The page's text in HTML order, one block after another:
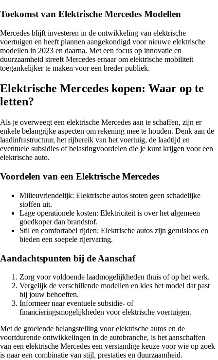
Toekomst van Elektrische Mercedes Modellen
Mercedes blijft investeren in de ontwikkeling van elektrische
voertuigen en heeft plannen aangekondigd voor nieuwe elektrische
modellen in 2023 en daarna. Met een focus op innovatie en
duurzaamheid streeft Mercedes ernaar om elektrische mobiliteit
toegankelijker te maken voor een breder publiek.
Elektrische Mercedes kopen: Waar op te
letten?
Als je overweegt een elektrische Mercedes aan te schaffen, zijn er
enkele belangrijke aspecten om rekening mee te houden. Denk aan de
laadinfrastructuur, het rijbereik van het voertuig, de laadtijd en
eventuele subsidies of belastingvoordelen die je kunt krijgen voor een
elektrische auto.
Voordelen van een Elektrische Mercedes
Milieuvriendelijk: Elektrische autos stoten geen schadelijke
stoffen uit.
Lage operationele kosten: Elektriciteit is over het algemeen
goedkoper dan brandstof.
Stil en comfortabel rijden: Elektrische autos zijn geruisloos en
bieden een soepele rijervaring.
Aandachtspunten bij de Aanschaf
Zorg voor voldoende laadmogelijkheden thuis of op het werk.
Vergelijk de verschillende modellen en kies het model dat past
bij jouw behoeften.
Informeer naar eventuele subsidie- of
financieringsmogelijkheden voor elektrische voertuigen.
Met de groeiende belangstelling voor elektrische autos en de
voortdurende ontwikkelingen in de autobranche, is het aanschaffen
van een elektrische Mercedes een verstandige keuze voor wie op zoek
is naar een combinatie van stijl, prestaties en duurzaamheid.